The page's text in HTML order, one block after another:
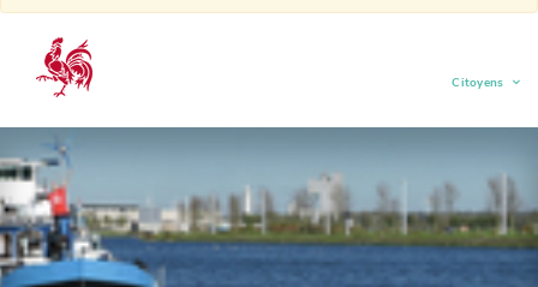
Citoyens
(current)